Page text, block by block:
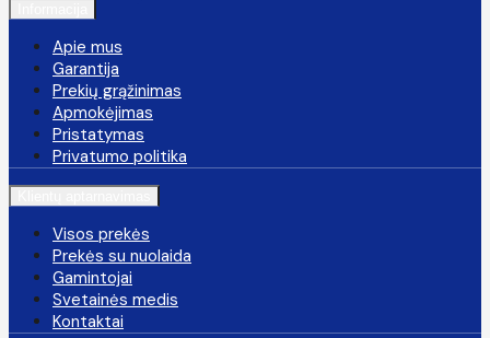
Apie mus
Garantija
Prekių grąžinimas
Apmokėjimas
Pristatymas
Privatumo politika
Visos prekės
Prekės su nuolaida
Gamintojai
Svetainės medis
Kontaktai